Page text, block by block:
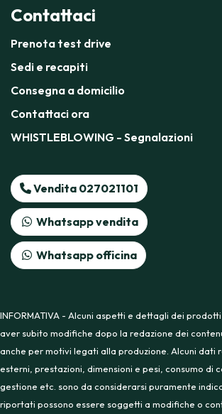
Contattaci
Prenota test drive
Sedi e recapiti
Consegna a domicilio
Contattaci ora
WHISTLEBLOWING - Segnalazioni
Vendita 027021101
Whatsapp vendita
Whatsapp officina
INFORMATIVA - Alcuni aspetti e dettagli dei
aver subito modifiche dopo la redazione dei
anche per motivi legati alla produzione. Alcuni dati
esterni, prestazioni, dimensioni e pesi, consumo di
gestione etc. sono da considerarsi puramente
riportati possono essere soggetti a modifiche o